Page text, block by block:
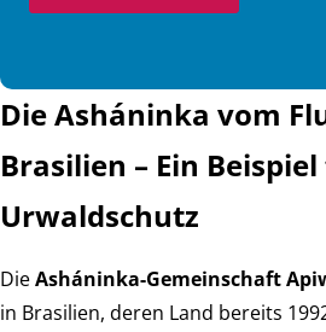
Die Asháninka vom
Brasilien – Ein
Urwaldschutz
DieAsháninka-Gemeinschaft
in Brasilien, deren Land bereits